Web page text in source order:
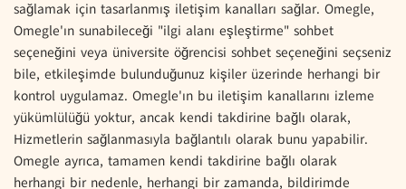
sağlamak için tasarlanmış iletişim kanalları sağlar. Omegle,
Omegle'ın sunabileceği "ilgi alanı eşleştirme" sohbet
seçeneğini veya üniversite öğrencisi sohbet seçeneğini seçseniz
bile, etkileşimde bulunduğunuz kişiler üzerinde herhangi bir
kontrol uygulamaz. Omegle'ın bu iletişim kanallarını izleme
yükümlülüğü yoktur, ancak kendi takdirine bağlı olarak,
Hizmetlerin sağlanmasıyla bağlantılı olarak bunu yapabilir.
Omegle ayrıca, tamamen kendi takdirine bağlı olarak
herhangi bir nedenle, herhangi bir zamanda, bildirimde